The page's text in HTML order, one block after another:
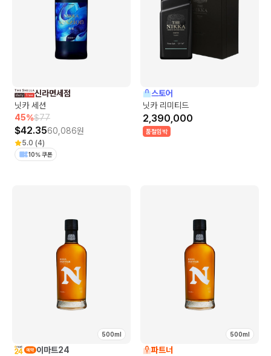
신라면세점
닛카 세션
45%$77
$42.3560,086원
5.0 (4)
10% 쿠폰
스토어
닛카 리미티드
2,390,000
품절임박
500ml
이마트24
500ml
파트너